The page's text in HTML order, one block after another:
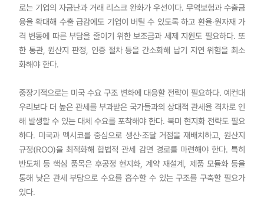
로는 기업의 자금난과 거래 리스크 완화가 우선이다. 무역보험과 수출금
융을 확대해 수출 급감에도 기업이 버틸 수 있도록 하고 환율·원자재 가
격 변동에 따른 부담을 줄이기 위한 보조금과 세제 지원도 필요하다. 또
한 통관, 원산지 판정, 인증 절차 등을 간소화해 납기 지연 위험을 최소
화해야 한다.
중장기적으로는 미국 수요 구조 변화에 대응할 전략이 필요하다. 예컨대
우리보다 더 높은 관세를 부과받은 국가들과의 상대적 관세율 격차로 인
해 발생할 수 있는 대체 수요를 포착해야 한다. 북미 현지화 전략도 필요
하다. 미국과 멕시코를 중심으로 생산·조달 거점을 재배치하고, 원산지
규정(ROO)을 최적화해 합법적 관세 감면 경로를 마련해야 한다. 특히
반도체 등 핵심 품목은 후공정 현지화, 계약 재설계, 제품 모듈화 등을
통해 낮은 관세 부담으로 수요를 흡수할 수 있는 구조를 구축할 필요가
있다.